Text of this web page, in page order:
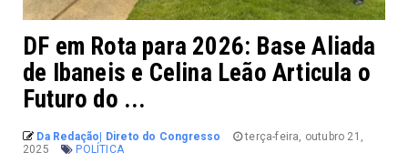
DF em Rota para 2026: Base Aliada
de Ibaneis e Celina Leão Articula o
Futuro do ...
Da Redação| Direto do Congresso
terça-feira, outubro 21,
2025
POLÍTICA